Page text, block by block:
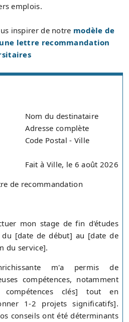
emplois.
inspirer de notre modèle de
lettre recommandation
Nom du destinataire
Adresse complète
Code Postal - Ville
Fait à Ville, le 6 août 2026
de recommandation
mon stage de fin d'études
[date de début] au [date de
du service].
m'a permis de
compétences, notamment
clés] tout en
1-2 projets significatifs].
conseils ont été déterminants